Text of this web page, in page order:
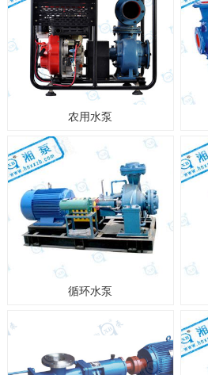
农用水泵
循环水泵